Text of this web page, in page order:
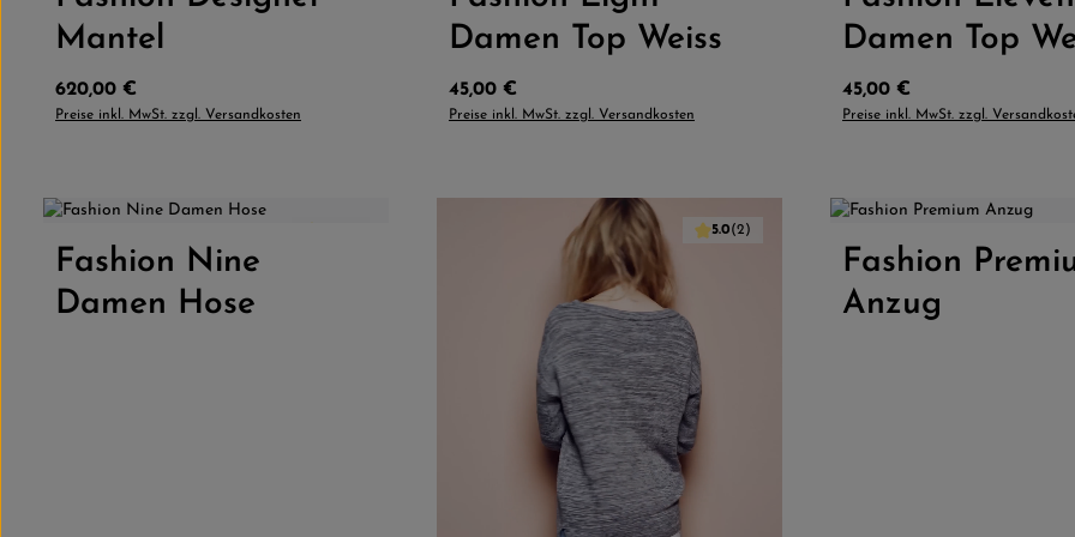
Mantel
Regulärer Preis:
620,00 €
Preise inkl. MwSt. zzgl. Versandkosten
Damen Top Weiss
Regulärer Preis:
45,00 €
Preise inkl. MwSt. zzgl. Versandkosten
Damen Top
Regulärer Preis:
45,00 €
Preise inkl. MwSt. zzgl.
Produkt Anzahl: Gib den gewünschten Wert ein oder benutze die
Fashion Nine
Damen Hose
5.0(2)
Produkt Anzahl:
Fashion
Anzug